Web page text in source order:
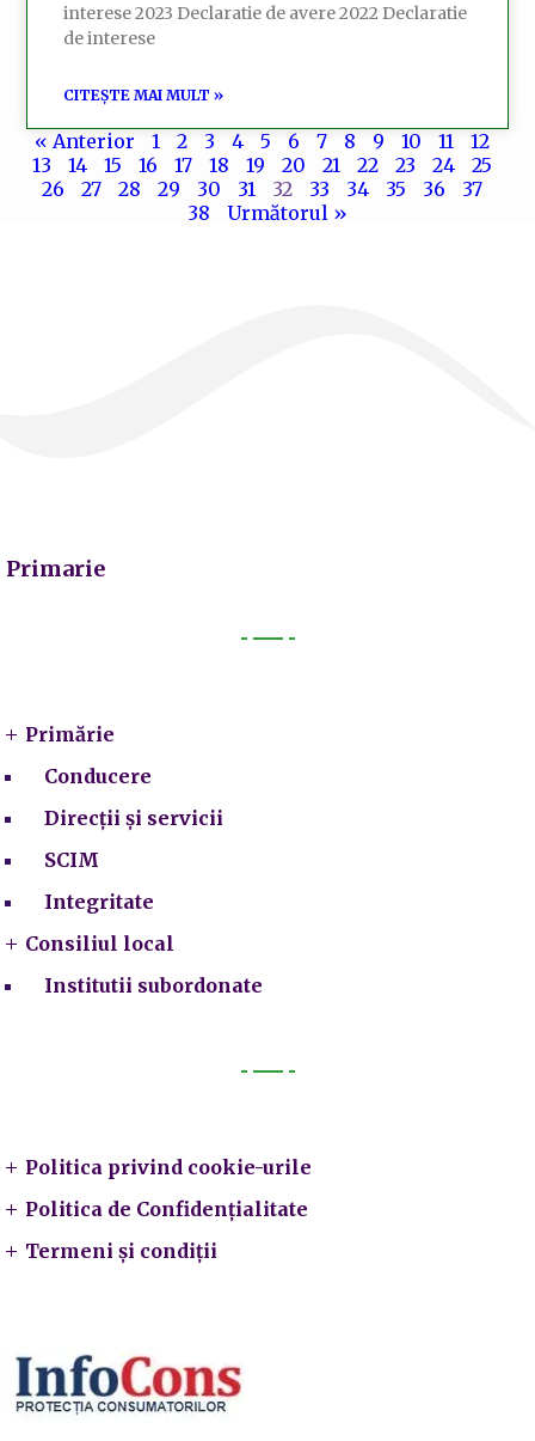
interese 2023 Declaratie de avere 2022 Declaratie
de interese
CITEȘTE MAI MULT »
« Anterior 1 2 3 4 5 6 7 8 9 10 11
12
13
14 15 16 17 18 19 20 21 22 23 24
25
26
27 28 29 30 31 32 33 34 35 36
37
38
Următorul »
Primarie
Primărie
Conducere
Direcții și servicii
SCIM
Integritate
Consiliul local
Institutii subordonate
Politica privind cookie-urile
Politica de Confidențialitate
Termeni și condiții